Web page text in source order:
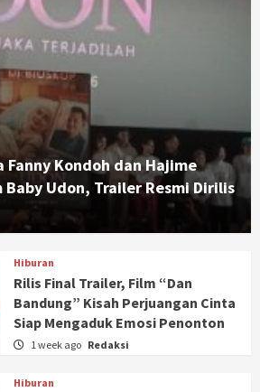
Fanny Kondoh dan Hajime
Udon, Trailer Resmi Dirilis
Hiburan
Rilis Final Trailer, Film “Dan
Bandung” Kisah Perjuangan Cinta
Siap Mengaduk Emosi Penonton
1 week ago Redaksi
Hiburan